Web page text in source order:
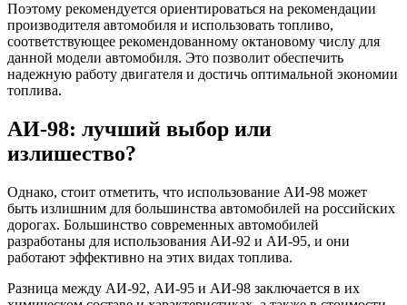
Поэтому рекомендуется ориентироваться на рекомендации
производителя автомобиля и использовать топливо,
соответствующее рекомендованному октановому числу для
данной модели автомобиля. Это позволит обеспечить
надежную работу двигателя и достичь оптимальной экономии
топлива.
АИ-98: лучший выбор или
излишество?
Однако, стоит отметить, что использование АИ-98 может
быть излишним для большинства автомобилей на российских
дорогах. Большинство современных автомобилей
разработаны для использования АИ-92 и АИ-95, и они
работают эффективно на этих видах топлива.
Разница между АИ-92, АИ-95 и АИ-98 заключается в их